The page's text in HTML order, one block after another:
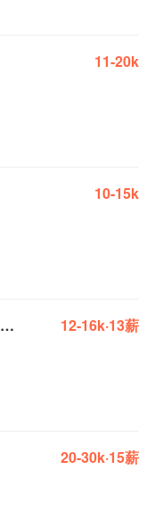
11-20k
10-15k
资深外贸技术工程师（油气、矿山工业耗材） 12-16k·13薪
20-30k·15薪